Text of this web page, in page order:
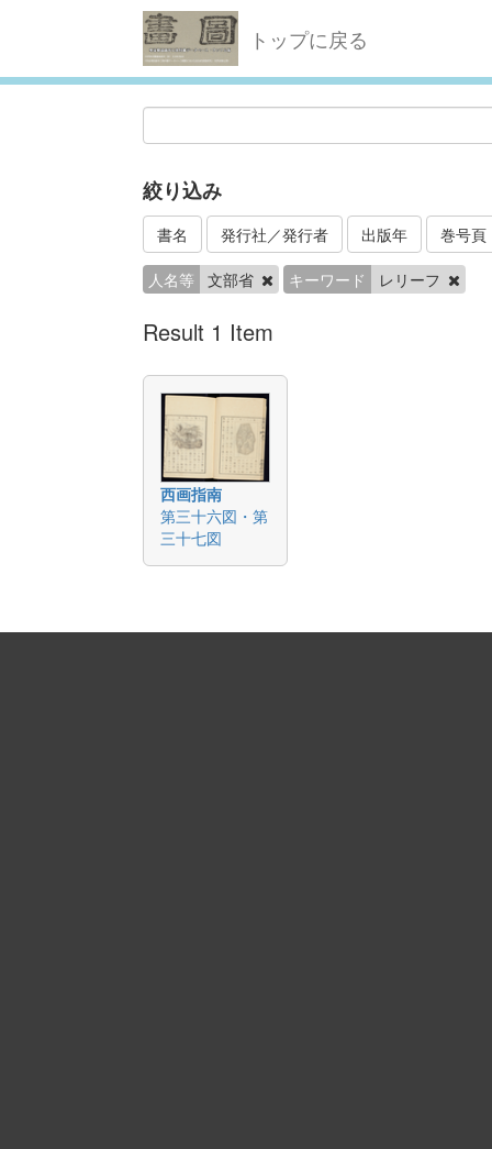
トップに戻る
絞り込み
書名 発行社／発行者 出版年 巻号頁
人名等 文部省 キーワード レリーフ
Result 1 Item
西画指南
第三十六図・第
三十七図